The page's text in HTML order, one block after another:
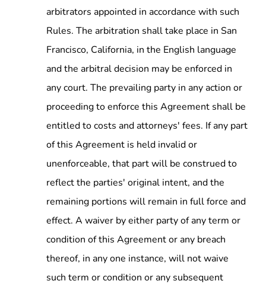
arbitrators appointed in accordance with such
Rules. The arbitration shall take place in San
Francisco, California, in the English language
and the arbitral decision may be enforced in
any court. The prevailing party in any action or
proceeding to enforce this Agreement shall be
entitled to costs and attorneys' fees. If any part
of this Agreement is held invalid or
unenforceable, that part will be construed to
reflect the parties' original intent, and the
remaining portions will remain in full force and
effect. A waiver by either party of any term or
condition of this Agreement or any breach
thereof, in any one instance, will not waive
such term or condition or any subsequent